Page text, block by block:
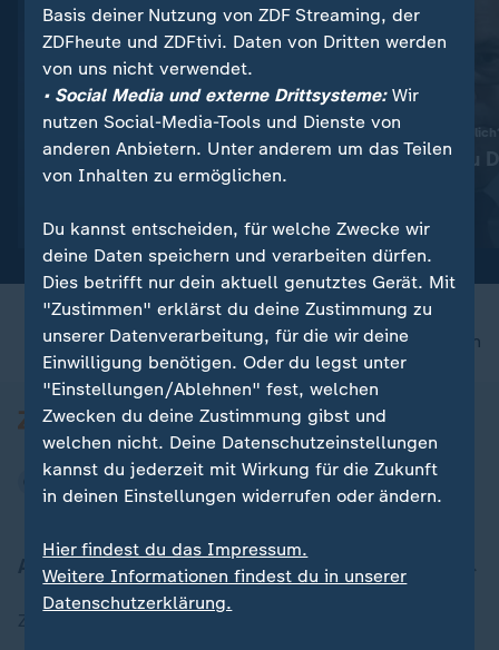
Robert-Koch-Institut:
Bereits 11.900 Hitzetote
diesen Sommer
Video
Russland
Kiesewetter zu
Video 0:34
nach oben
Aktuell bei ZDFheute
Basis deiner Nutzung von ZDF Streaming, der
ZDFheute und ZDFtivi. Daten von Dritten werden
von uns nicht verwendet.
• Social Media und externe Drittsysteme:Wir
nutzen Social-Media-Tools und Dienste von
anderen Anbietern. Unter anderem um das Teilen
von Inhalten zu ermöglichen.
Du kannst entscheiden, für welche Zwecke wir
deine Daten speichern und verarbeiten dürfen.
Dies betrifft nur dein aktuell genutztes Gerät. Mit
"Zustimmen" erklärst du deine Zustimmung zu
unserer Datenverarbeitung, für die wir deine
Einwilligung benötigen. Oder du legst unter
"Einstellungen/Ablehnen" fest, welchen
Zwecken du deine Zustimmung gibst und
welchen nicht. Deine Datenschutzeinstellungen
kannst du jederzeit mit Wirkung für die Zukunft
in deinen Einstellungen widerrufen oder ändern.
Hier findest du das Impressum.
Weitere Informationen findest du in unserer
Datenschutzerklärung.